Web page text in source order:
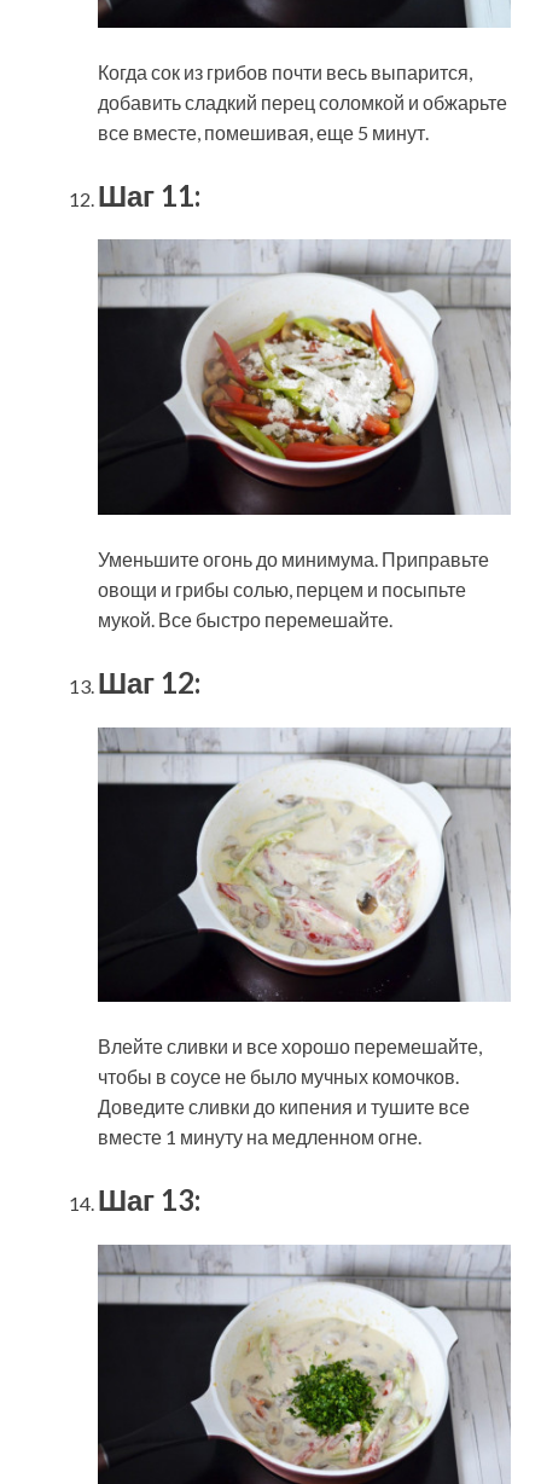
Когда сок из грибов почти весь выпарится,
добавить сладкий перец соломкой и обжарьте
все вместе, помешивая, еще 5 минут.
Шаг 11:
Уменьшите огонь до минимума. Приправьте
овощи и грибы солью, перцем и посыпьте
мукой. Все быстро перемешайте.
Шаг 12:
Влейте сливки и все хорошо перемешайте,
чтобы в соусе не было мучных комочков.
Доведите сливки до кипения и тушите все
вместе 1 минуту на медленном огне.
Шаг 13: